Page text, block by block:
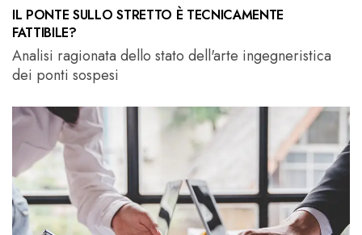
IL PONTE SULLO STRETTO È TECNICAMENTE
FATTIBILE?
Analisi ragionata dello stato dell'arte ingegneristica
dei ponti sospesi